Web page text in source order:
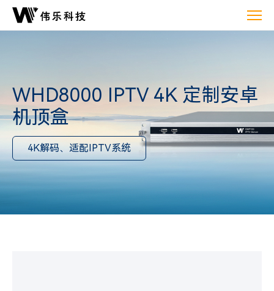
WHD8000
IPTV
4K
机
盒
WHD8000 IPTV 4K 定制安卓
机顶盒
4K解码、适配IPTV系统